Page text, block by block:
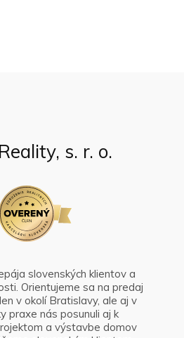
s. r. o.
slovenských klientov a
Orientujeme sa na predaj
v okolí Bratislavy, ale aj v
praxe nás posunuli aj k
a výstavbe domov